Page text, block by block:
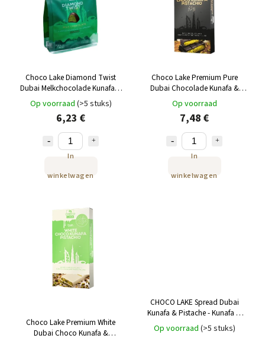
Alfabetisch
Choco Lake Diamond Twist
Dubai Melkchocolade Kunafa &
Pistache 180 g
Op voorraad (>5 stuks)
6,23 €
In
winkelwagen
Choco Lake Premium Pure
Dubai Chocolade Kunafa &
Pistache 190g
Op voorraad
7,48 €
In
winkelwagen
Choco Lake Premium White
Dubai Choco Kunafa &
CHOCO LAKE Spread Dubai
Kunafa & Pistache - Kunafa &
Pistache Crème 300g
Op voorraad (>5 stuks)